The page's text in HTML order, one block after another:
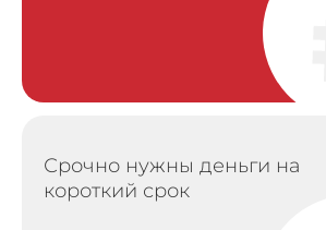
Срочно нужны деньги на
короткий срок